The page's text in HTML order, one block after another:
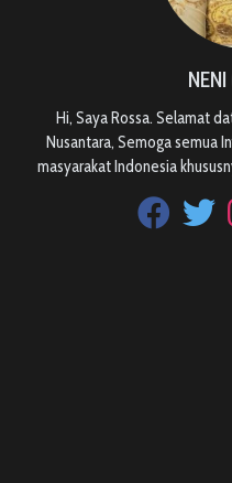
Hi, Saya Rossa. Selamat
Nusantara, Semoga semua
masyarakat Indonesia